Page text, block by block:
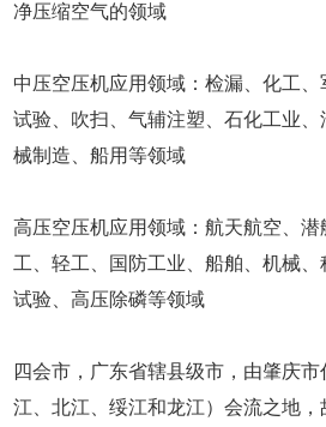
净压缩空气的领域
中压空压机应用领域：检漏、化工
试验、吹扫、气辅注塑、石化工业
械制造、船用等领域
高压空压机应用领域：航天航空、
工、轻工、国防工业、船舶、机械
试验、高压除磷等领域
四会市，广东省辖县级市，由肇庆
江、北江、绥江和龙江）会流之地，